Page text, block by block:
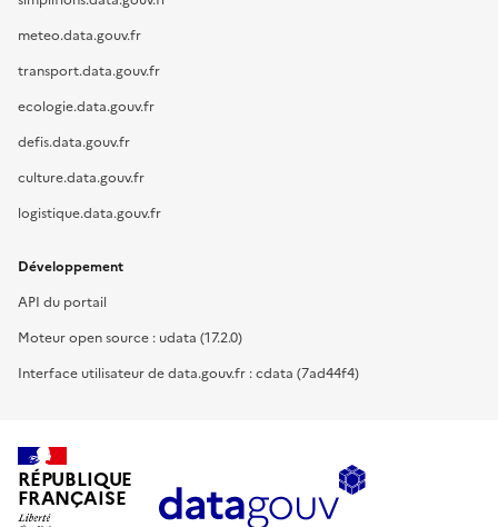
meteo.data.gouv.fr
transport.data.gouv.fr
ecologie.data.gouv.fr
defis.data.gouv.fr
culture.data.gouv.fr
logistique.data.gouv.fr
Développement
API du portail
Moteur open source : udata (17.2.0)
Interface utilisateur de data.gouv.fr : cdata (7ad44f4)
RÉPUBLIQUE
FRANÇAISE